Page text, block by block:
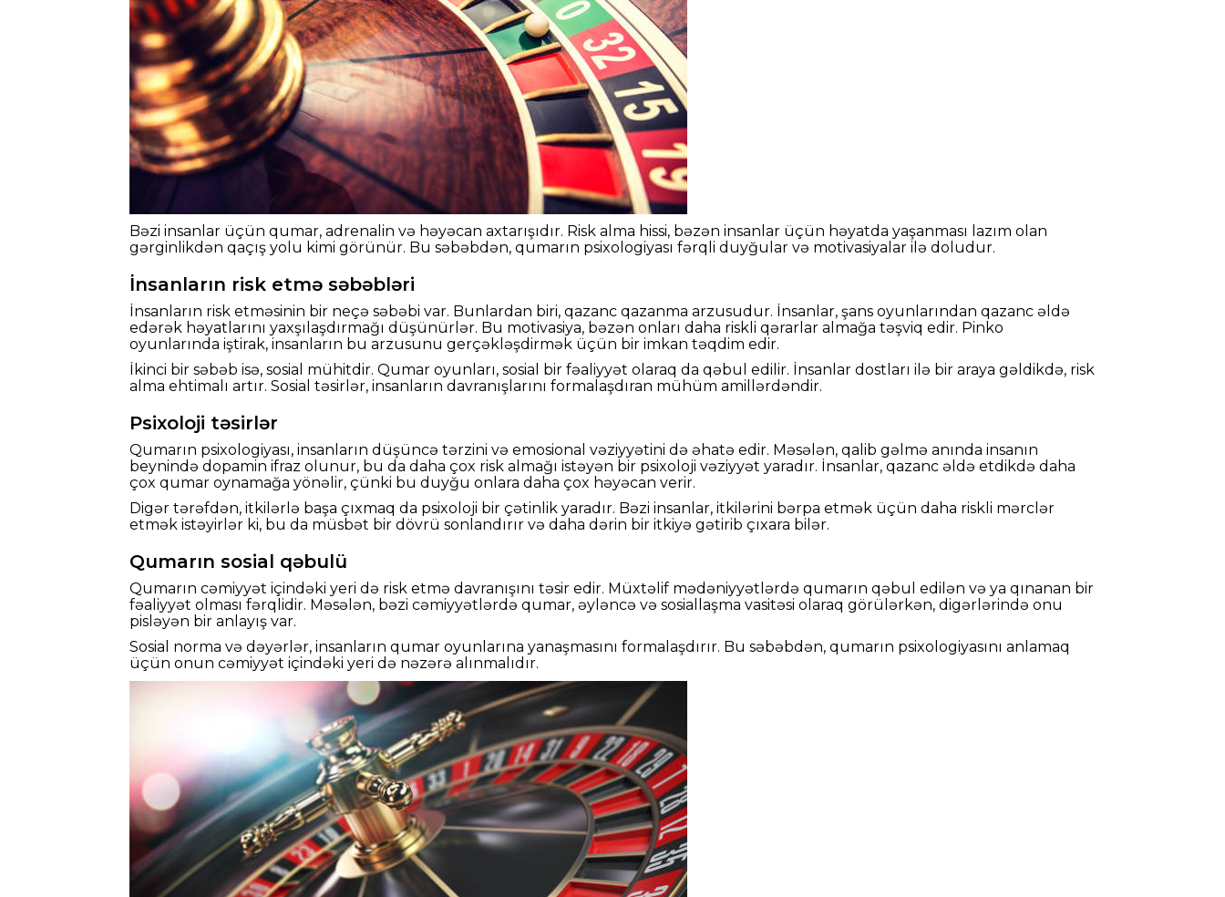
Bəzi insanlar üçün qumar, adrenalin və həyəcan axtarışıdır. Risk alma hissi, bəzən insanlar üçün həyatda yaşanması lazım olan
gərginlikdən qaçış yolu kimi görünür. Bu səbəbdən, qumarın psixologiyası fərqli duyğular və motivasiyalar ilə doludur.
İnsanların risk etmə səbəbləri
İnsanların risk etməsinin bir neçə səbəbi var. Bunlardan biri, qazanc qazanma arzusudur. İnsanlar, şans oyunlarından qazanc əldə
edərək həyatlarını yaxşılaşdırmağı düşünürlər. Bu motivasiya, bəzən onları daha riskli qərarlar almağa təşviq edir. Pinko
oyunlarında iştirak, insanların bu arzusunu gerçəkləşdirmək üçün bir imkan təqdim edir.
İkinci bir səbəb isə, sosial mühitdir. Qumar oyunları, sosial bir fəaliyyət olaraq da qəbul edilir. İnsanlar dostları ilə bir araya gəldikdə, risk
alma ehtimalı artır. Sosial təsirlər, insanların davranışlarını formalaşdıran mühüm amillərdəndir.
Psixoloji təsirlər
Qumarın psixologiyası, insanların düşüncə tərzini və emosional vəziyyətini də əhatə edir. Məsələn, qalib gəlmə anında insanın
beynində dopamin ifraz olunur, bu da daha çox risk almağı istəyən bir psixoloji vəziyyət yaradır. İnsanlar, qazanc əldə etdikdə daha
çox qumar oynamağa yönəlir, çünki bu duyğu onlara daha çox həyəcan verir.
Digər tərəfdən, itkilərlə başa çıxmaq da psixoloji bir çətinlik yaradır. Bəzi insanlar, itkilərini bərpa etmək üçün daha riskli mərclər
etmək istəyirlər ki, bu da müsbət bir dövrü sonlandırır və daha dərin bir itkiyə gətirib çıxara bilər.
Qumarın sosial qəbulü
Qumarın cəmiyyət içindəki yeri də risk etmə davranışını təsir edir. Müxtəlif mədəniyyətlərdə qumarın qəbul edilən və ya qınanan bir
fəaliyyət olması fərqlidir. Məsələn, bəzi cəmiyyətlərdə qumar, əyləncə və sosiallaşma vasitəsi olaraq görülərkən, digərlərində onu
pisləyən bir anlayış var.
Sosial norma və dəyərlər, insanların qumar oyunlarına yanaşmasını formalaşdırır. Bu səbəbdən, qumarın psixologiyasını anlamaq
üçün onun cəmiyyət içindəki yeri də nəzərə alınmalıdır.